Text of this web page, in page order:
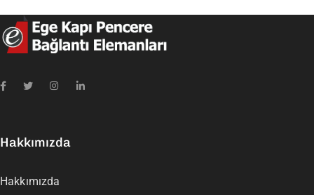
Hakkımızda
Hakkımızda